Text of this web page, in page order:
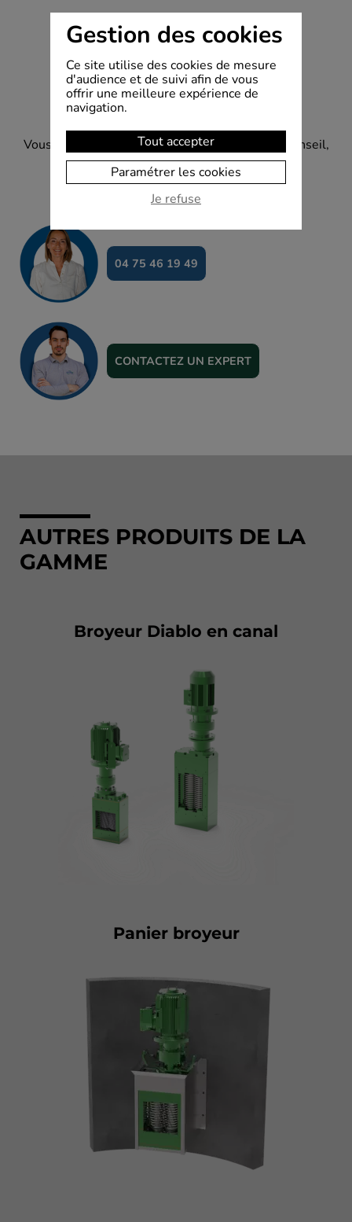
Demande de contact
Vous souhaitez un renseignement détaillé, un conseil,
des données techniques plus précises ?
N'hésitez pas à prendre contact avec nous !
04 75 46 19 49
CONTACTEZ UN EXPERT
AUTRES PRODUITS DE LA
GAMME
Broyeur Diablo en canal
Panier broyeur
Gestion des cookies
Ce site utilise des cookies de mesure
d'audience et de suivi afin de vous
offrir une meilleure expérience de
navigation.
Tout accepter
Paramétrer les cookies
Je refuse